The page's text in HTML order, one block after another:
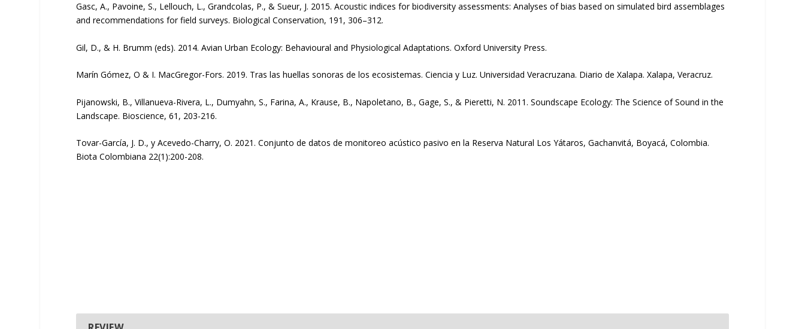
Gasc, A., Pavoine, S., Lellouch, L., Grandcolas, P., & Sueur, J. 2015. Acoustic indices for biodiversity assessments: Analyses of bias based on simulated bird assemblages
and recommendations for field surveys. Biological Conservation, 191, 306–312.
Gil, D., & H. Brumm (eds). 2014. Avian Urban Ecology: Behavioural and Physiological Adaptations. Oxford University Press.
Marín Gómez, O & I. MacGregor-Fors. 2019. Tras las huellas sonoras de los ecosistemas. Ciencia y Luz. Universidad Veracruzana. Diario de Xalapa. Xalapa, Veracruz.
Pijanowski, B., Villanueva-Rivera, L., Dumyahn, S., Farina, A., Krause, B., Napoletano, B., Gage, S., & Pieretti, N. 2011. Soundscape Ecology: The Science of Sound in the
Landscape. Bioscience, 61, 203-216.
Tovar-García, J. D., y Acevedo-Charry, O. 2021. Conjunto de datos de monitoreo acústico pasivo en la Reserva Natural Los Yátaros, Gachanvitá, Boyacá, Colombia.
Biota Colombiana 22(1):200-208.